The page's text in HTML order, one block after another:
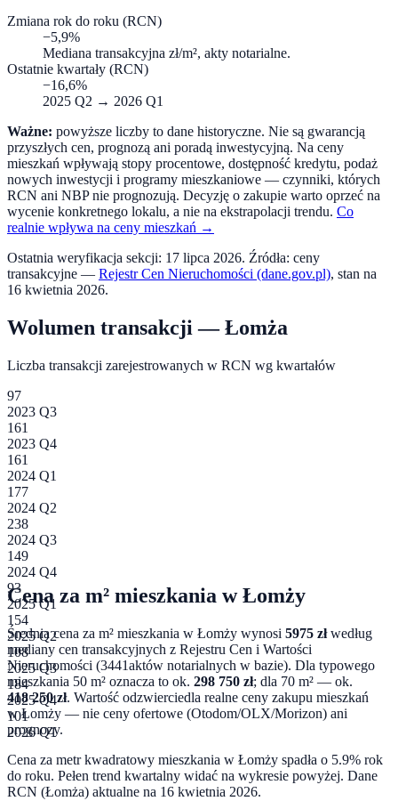
Zmiana rok do roku (RCN)
−5,9%
Mediana transakcyjna zł/m², akty notarialne.
Ostatnie kwartały (RCN)
−16,6%
2025 Q2 → 2026 Q1
Ważne: powyższe liczby to dane historyczne. Nie są gwarancją
przyszłych cen, prognozą ani poradą inwestycyjną. Na ceny
mieszkań wpływają stopy procentowe, dostępność kredytu, podaż
nowych inwestycji i programy mieszkaniowe — czynniki, których
RCN ani NBP nie prognozują. Decyzję o zakupie warto oprzeć na
wycenie konkretnego lokalu, a nie na ekstrapolacji trendu. Co
realnie wpływa na ceny mieszkań →
Ostatnia weryfikacja sekcji: 17 lipca 2026. Źródła: ceny
transakcyjne — Rejestr Cen Nieruchomości (dane.gov.pl), stan na
16 kwietnia 2026.
Wolumen transakcji —Łomża
Liczba transakcji zarejestrowanych w RCN wg kwartałów
97
2023 Q3
161
2023 Q4
161
2024 Q1
177
2024 Q2
238
2024 Q3
149
2024 Q4
93
2025 Q1
154
2025 Q2
108
2025 Q3
184
2025 Q4
101
2026 Q1
Cena za m² mieszkania wŁomży
Średnia cena za m² mieszkania w Łomży wynosi 5975 złwedług
mediany cen transakcyjnych z Rejestru Cen i Wartości
Nieruchomości (3441aktów notarialnych w bazie). Dla typowego
mieszkania 50 m² oznacza to ok. 298 750 zł; dla 70 m² — ok.
418 250zł. Wartość odzwierciedla realne ceny zakupu mieszkań
wŁomży — nie ceny ofertowe (Otodom/OLX/Morizon) ani
prognozy.
Cena za metr kwadratowy mieszkania w Łomży spadła o 5.9% rok
do roku. Pełen trend kwartalny widać na wykresie powyżej. Dane
RCN (Łomża) aktualne na 16 kwietnia 2026.